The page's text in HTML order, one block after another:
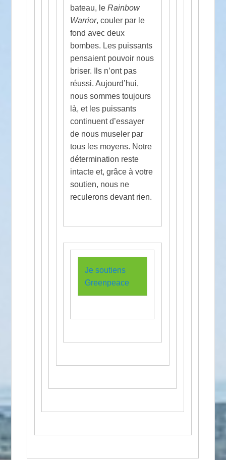
bateau, leRainbow
Warrior, couler par le
fond avec deux
bombes. Les puissants
pensaient pouvoir nous
briser. Ils n’ont pas
réussi. Aujourd’hui,
nous sommes toujours
là, et les puissants
continuent d’essayer
de nous museler par
tous les moyens. Notre
détermination reste
intacte et, grâce à votre
soutien, nous ne
reculerons devant rien.
Je soutiens
Greenpeace